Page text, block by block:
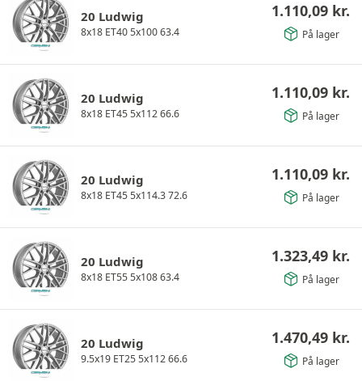
20 Ludwig
8x18 ET40 5x100 63.4
1.110,09 kr.
På lager
20 Ludwig
8x18 ET45 5x112 66.6
1.110,09 kr.
På lager
20 Ludwig
8x18 ET45 5x114.3 72.6
1.110,09 kr.
På lager
20 Ludwig
8x18 ET55 5x108 63.4
1.323,49 kr.
På lager
20 Ludwig
9.5x19 ET25 5x112 66.6
1.470,49 kr.
På lager